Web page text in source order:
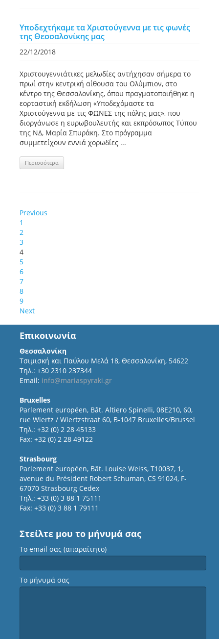
Υποδεχτήκαμε τα Χριστούγεννα με τις φωνές
της Θεσσαλονίκης μας
22/12/2018
Χριστουγεννιάτικες μελωδίες αντήχησαν σήμερα το
πρωί στην κεντρική αίθουσα του Ολύμπιον, στο
κέντρο της Θεσσαλονίκης, όπου πραγματοποιήθηκε η
εορταστική εκδήλωση «Υποδεχόμαστε τα
Χριστούγεννα με τις ΦΩΝΕΣ της πόλης μας», που
διοργάνωσε η ευρωβουλευτής και εκπρόσωπος Τύπου
της ΝΔ, Μαρία Σπυράκη. Στο πρόγραμμα
συμμετείχουν εννιά χορωδίες ...
Περισσότερα
Previous
1
2
3
4
5
6
7
8
9
Next
Επικοινωνία
Θεσσαλονίκη
Τσιμισκή και Παύλου Μελά 18, Θεσσαλονίκη, 54622
Τηλ.: +30 2310 237344
Email: info@mariaspyraki.gr
Bruxelles
Parlement européen, Bât. Altiero Spinelli, 08E210, 60,
rue Wiertz / Wiertzstraat 60, B-1047 Bruxelles/Brussel
Τηλ.: +32 (0) 2 28 45133
Fax: +32 (0) 2 28 49122
Strasbourg
Parlement européen, Bât. Louise Weiss, T10037, 1,
avenue du Président Robert Schuman, CS 91024, F-
67070 Strasbourg Cedex
Τηλ.: +33 (0) 3 88 1 75111
Fax: +33 (0) 3 88 1 79111
Στείλτε μου το μήνυμά σας
Το email σας (απαραίτητο)
Το μήνυμά σας